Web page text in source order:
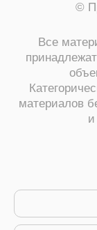
©
Все
материалов
и